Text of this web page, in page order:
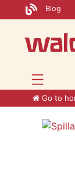
Blog
Go to